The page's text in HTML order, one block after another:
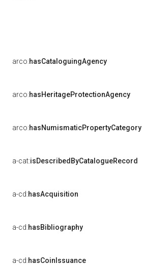
arco:hasCataloguingAgency
arco:hasHeritageProtectionAgency
arco:hasNumismaticPropertyCategory
a-cat:isDescribedByCatalogueRecord
a-cd:hasAcquisition
a-cd:hasBibliography
a-cd:hasCoinIssuance